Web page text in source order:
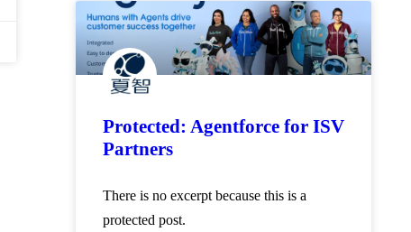
Protected: Agentforce for ISV
Partners
There is no excerpt because this is a
protected post.